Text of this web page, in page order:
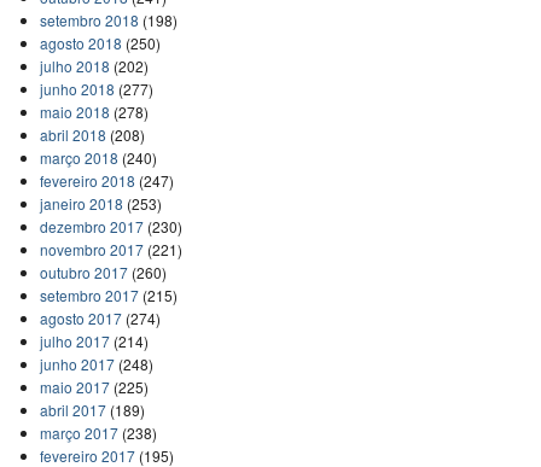
setembro 2018 (198)
agosto 2018 (250)
julho 2018 (202)
junho 2018 (277)
maio 2018 (278)
abril 2018 (208)
março 2018 (240)
fevereiro 2018 (247)
janeiro 2018 (253)
dezembro 2017(230)
novembro 2017(221)
outubro 2017(260)
setembro 2017(215)
agosto 2017(274)
julho 2017(214)
junho 2017(248)
maio 2017(225)
abril 2017(189)
março 2017(238)
fevereiro 2017(195)